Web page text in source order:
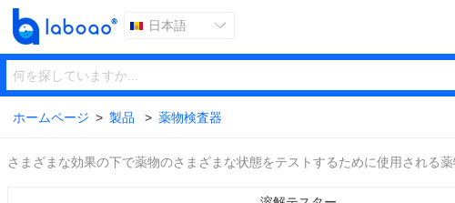
日本語 
ホームページ > 製品 > 薬物検査器
さまざまな効果の下で薬物のさまざまな状態をテストするために使用される